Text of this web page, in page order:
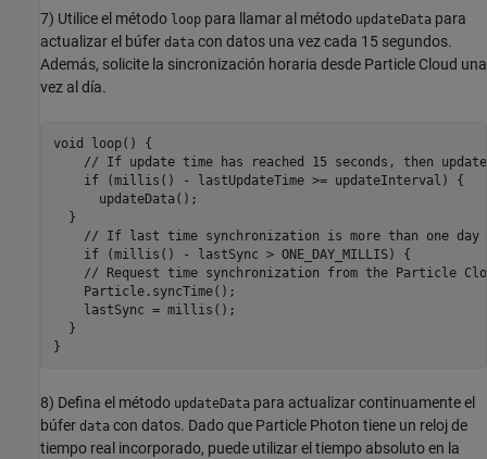
7) Utilice el método loop para llamar al método updateData para
actualizar el búfer data con datos una vez cada 15 segundos.
Además, solicite la sincronización horaria desde Particle Cloud una
vez al día.
void loop() {
// If update time has reached 15 seconds, then
    if (millis() - lastUpdateTime >= updateInterval) {
      updateData();
  }
    // If last time synchronization is more than one day
    if (millis() - lastSync > ONE_DAY_MILLIS) {
// Request time synchronization from the Particle
    Particle.syncTime();
    lastSync = millis();
  }
8) Defina el método updateData para actualizar continuamente el
búfer data con datos. Dado que Particle Photon tiene un reloj de
tiempo real incorporado, puede utilizar el tiempo absoluto en la